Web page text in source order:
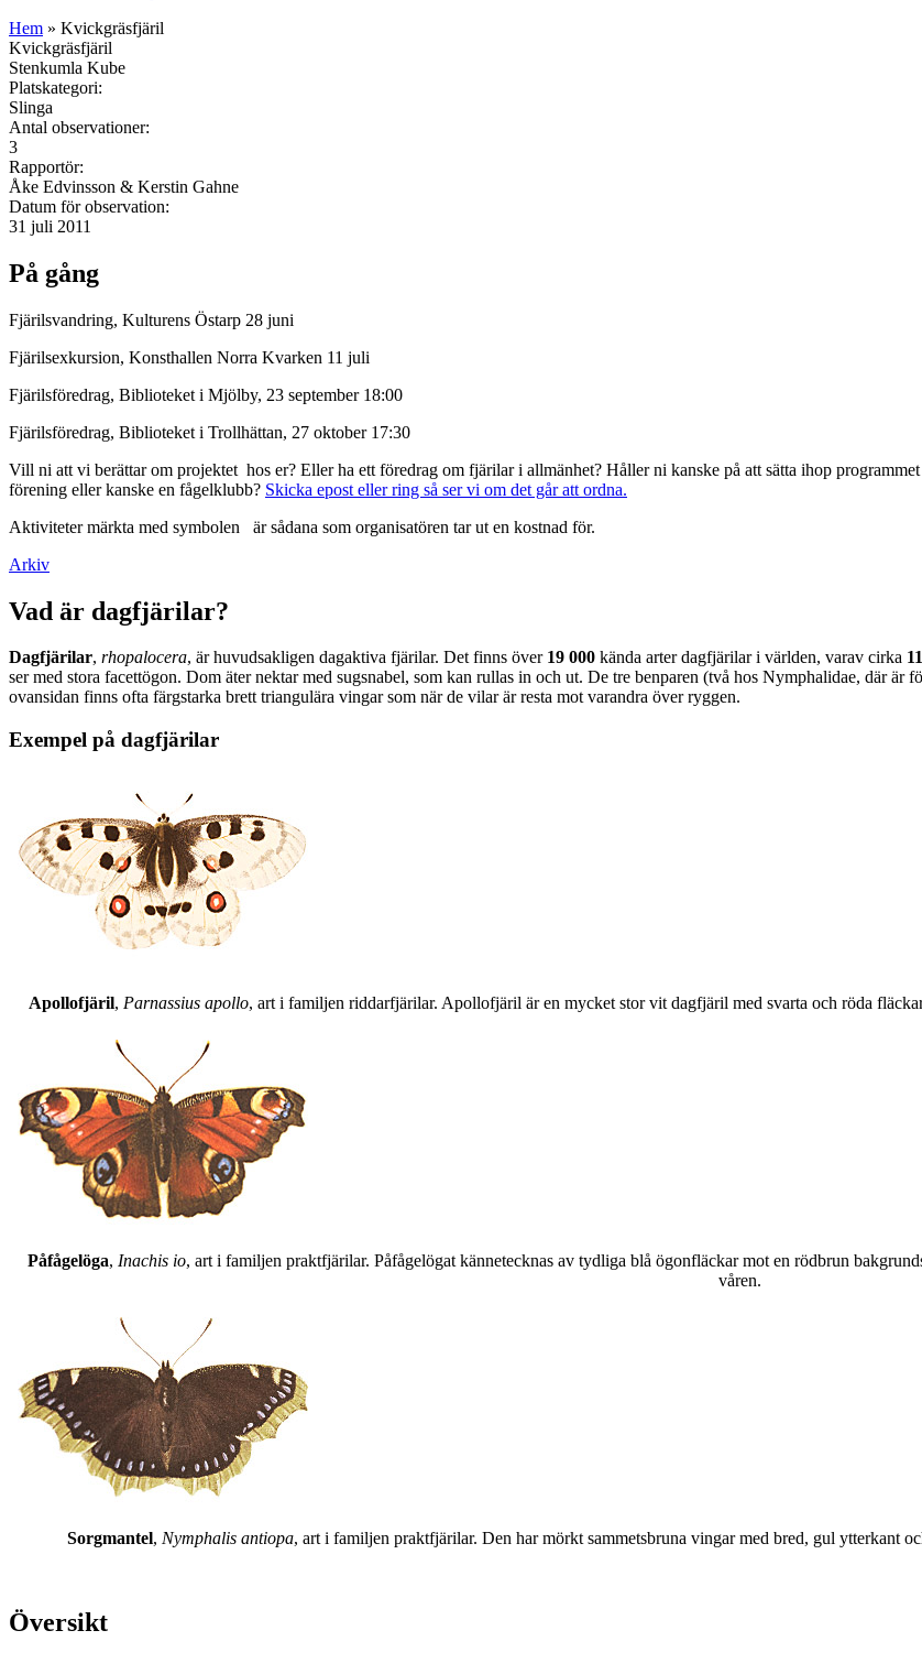
Hem » Kvickgräsfjäril
Kvickgräsfjäril
Stenkumla Kube
Platskategori:
Slinga
Antal observationer:
3
Rapportör:
Åke Edvinsson & Kerstin Gahne
Datum för observation:
31 juli 2011
På gång
Fjärilsvandring, Kulturens Östarp 28 juni
Fjärilsexkursion, Konsthallen Norra Kvarken 11 juli
Fjärilsföredrag, Biblioteket i Mjölby, 23 september 18:00
Fjärilsföredrag, Biblioteket i Trollhättan, 27 oktober 17:30
Vill ni att vi berättar om projektet hos er? Eller ha ett föredrag om fjärilar i allmänhet? Håller ni kanske på att sätta ihop
förening eller kanske en fågelklubb? Skicka epost eller ring så ser vi om det går att ordna.
Aktiviteter märkta med symbolen
är sådana som organisatören tar ut en kostnad för.
Arkiv
Vad är dagfjärilar?
Dagfjärilar, rhopalocera, är huvudsakligen dagaktiva fjärilar. Det finns över 19 000 kända arter dagfjärilar i världen, varav cirka
ser med stora facettögon. Dom äter nektar med sugsnabel, som kan rullas in och ut. De tre benparen (två hos Nymphalidae, där är
ovansidan finns ofta färgstarka brett triangulära vingar som när de vilar är resta mot varandra över ryggen.
Exempel på dagfjärilar
Apollofjäril, Parnassius apollo, art i familjen riddarfjärilar. Apollofjäril är en mycket stor vit dagfjäril med svarta och röda
Påfågelöga, Inachis io, art i familjen praktfjärilar. Påfågelögat kännetecknas av tydliga blå ögonfläckar mot en rödbrun
våren.
Sorgmantel, Nymphalis antiopa, art i familjen praktfjärilar. Den har mörkt sammetsbruna vingar med bred, gul ytterkant
Översikt